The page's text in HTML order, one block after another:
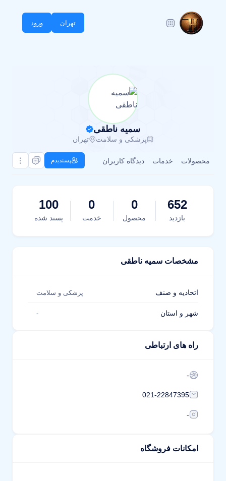
تهران ورود
سمیه ناطقی
پزشکی و سلامت تهران
محصولات خدمات دیدگاه کاربران پسندیدم
652
بازدید
0
محصول
0
خدمت
100
پسند شده
مشخصات سمیه ناطقی
اتحادیه و صنف پزشکی و سلامت
شهر و استان -
راه های ارتباطی
-
021-22847395
-
امکانات فروشگاه